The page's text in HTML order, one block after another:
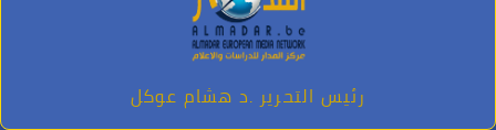
رئيس التحرير .د هشام عوكل